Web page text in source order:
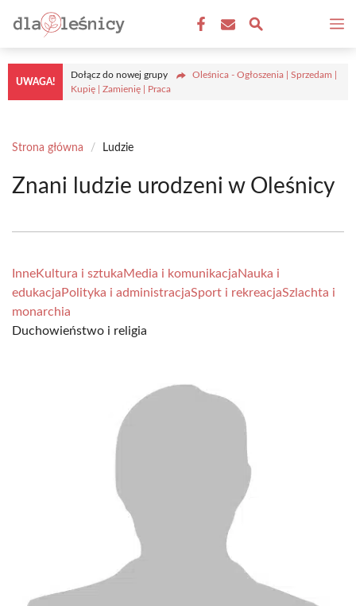
do
treści
UWAGA!
Dołącz do nowej grupy
Oleśnica - Ogłoszenia | Sprzedam |
Kupię | Zamienię | Praca
Strona główna / Ludzie
Znani ludzie urodzeni w Oleśnicy
InneKultura i sztukaMedia i komunikacjaNauka i
edukacja Polityka i administracjaSport i rekreacjaSzlachta i
monarchia
Duchowieństwo i religia